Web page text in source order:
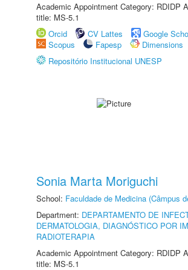
Academic Appointment Category: RDIDP
title: MS-5.1
Orcid
CV Lattes
Google
Scopus
Fapesp
Dimensions
Repositório Institucional UNESP
Sonia Marta Moriguchi
School: Faculdade de Medicina (Câmpus
Department: DEPARTAMENTO DE
DERMATOLOGIA, DIAGNÓSTICO POR
RADIOTERAPIA
Academic Appointment Category: RDIDP
title: MS-5.1